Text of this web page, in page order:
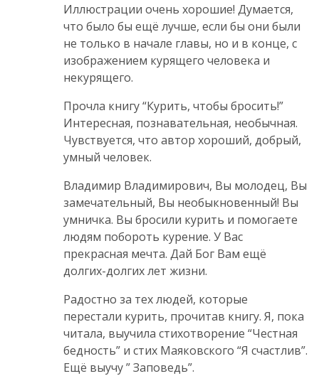
Иллюстрации очень хорошие! Думается,
что было бы ещё лучше, если бы они были
не только в начале главы, но и в конце, с
изображением курящего человека и
некурящего.
Прочла книгу “Курить, чтобы бросить!”
Интересная, познавательная, необычная.
Чувствуется, что автор хороший, добрый,
умный человек.
Владимир Владимирович, Вы молодец, Вы
замечательный, Вы необыкновенный! Вы
умничка. Вы бросили курить и помогаете
людям побороть курение. У Вас
прекрасная мечта. Дай Бог Вам ещё
долгих-долгих лет жизни.
Радостно за тех людей, которые
перестали курить, прочитав книгу. Я, пока
читала, выучила стихотворение “Честная
бедность” и стих Маяковского “Я счастлив”.
Ещё выучу ” Заповедь”.